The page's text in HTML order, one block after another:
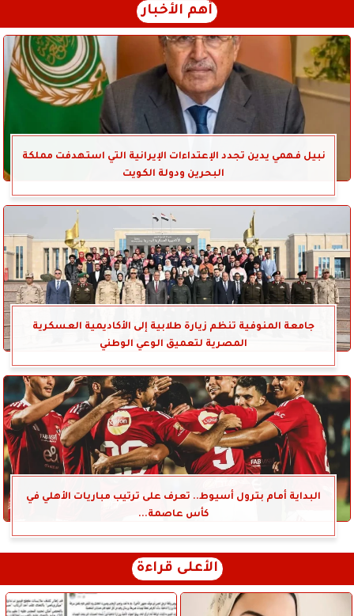
أهم الأخبار
نبيل فهمي يدين تجدد الإعتداءات الإيرانية التي استهدفت مملكة
البحرين ودولة الكويت
جامعة المنوفية تنظم زيارة طلابية إلى الأكاديمية العسكرية
المصرية لتعميق الوعي الوطني
البداية أمام بترول أسيوط.. تعرف على ترتيب مباريات الأهلي في
كأس عاصمة...
الأعلى قراءة